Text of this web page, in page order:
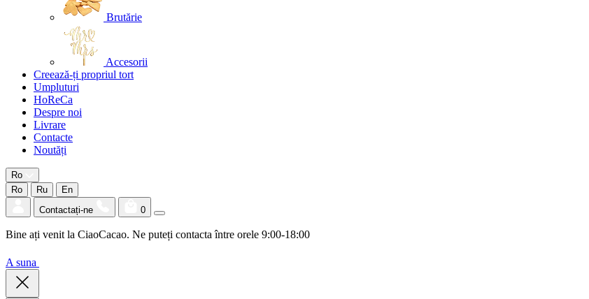
Brutărie
Accesorii
Creează-ți propriul tort
Umpluturi
HoReCa
Despre noi
Livrare
Contacte
Noutăți
Ro
Ro
Ru
En
Contactați-ne
0
Bine ați venit la CiaoCacao. Ne puteți contacta între orele 9:00-18:00
A suna